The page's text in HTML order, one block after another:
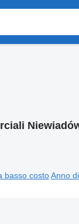
basso costo Anno